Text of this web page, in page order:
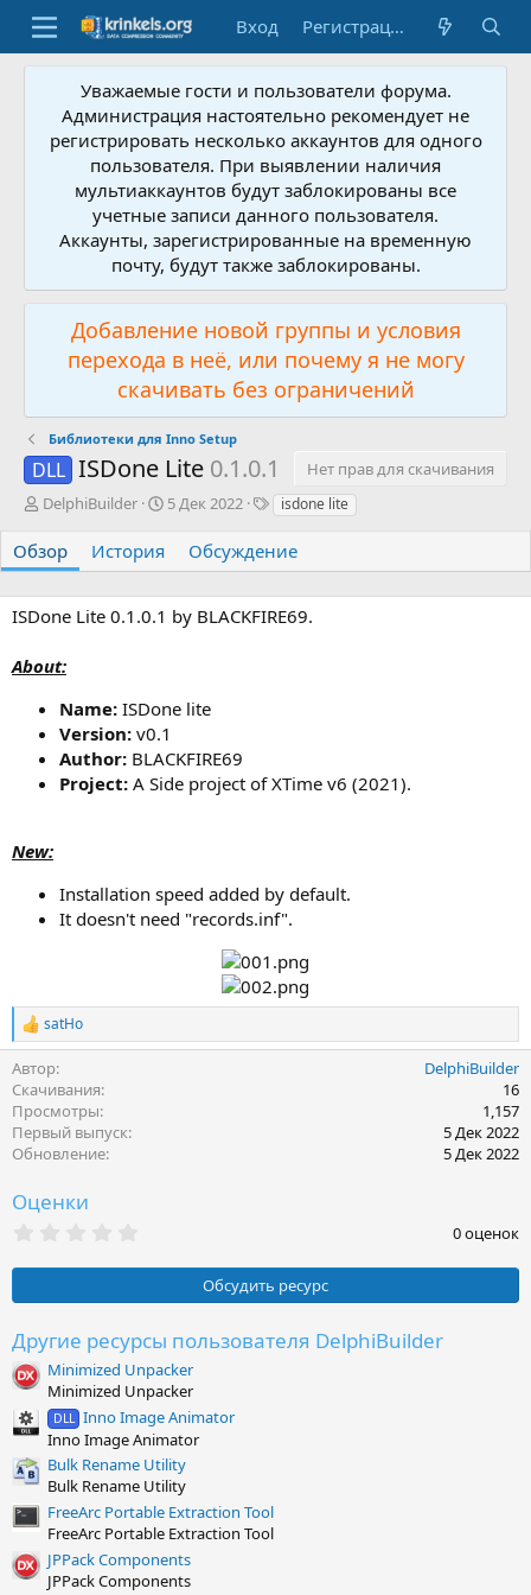
Вход Регистрация
Уважаемые гости и пользователи форума.
Администрация настоятельно рекомендует не
регистрировать несколько аккаунтов для одного
пользователя. При выявлении наличия
мультиаккаунтов будут заблокированы все
учетные записи данного пользователя.
Аккаунты, зарегистрированные на временную
почту, будут также заблокированы.
Добавление новой группы и условия
перехода в неё, или почему я не могу
скачивать без ограничений
Библиотеки для Inno Setup
DLL ISDone Lite 0.1.0.1
Нет прав для скачивания
А
т
о
DelphiBuilder
Д
а
о
и
я
5 Дек 2022
Т
г
и
isdone lite
Обзор История Обсуждение
ISDone Lite 0.1.0.1 by BLACKFIRE69.
About:
Name: ISDone lite
Version: v0.1
Author: BLACKFIRE69
Project: A Side project of XTime v6 (2021).
New:
Installation speed added by default.
It doesn't need "records.inf".
Р
е
а
к
ц
и
и
:
satHo
Автор
DelphiBuilder
Скачивания
16
Просмотры
1,157
Первый выпуск
5 Дек 2022
Обновление
5 Дек 2022
Оценки
0
з
ё
з
д
0 оценок
Обсудить ресурс
Другие ресурсы пользователя DelphiBuilder
Minimized Unpacker
Minimized Unpacker
DLL
Inno Image Animator
Inno Image Animator
Bulk Rename Utility
Bulk Rename Utility
FreeArc Portable Extraction Tool
FreeArc Portable Extraction Tool
JPPack Components
JPPack Components